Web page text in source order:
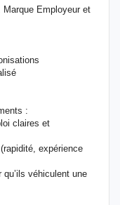
Employeur et
:
claires et
expérience
véhiculent une